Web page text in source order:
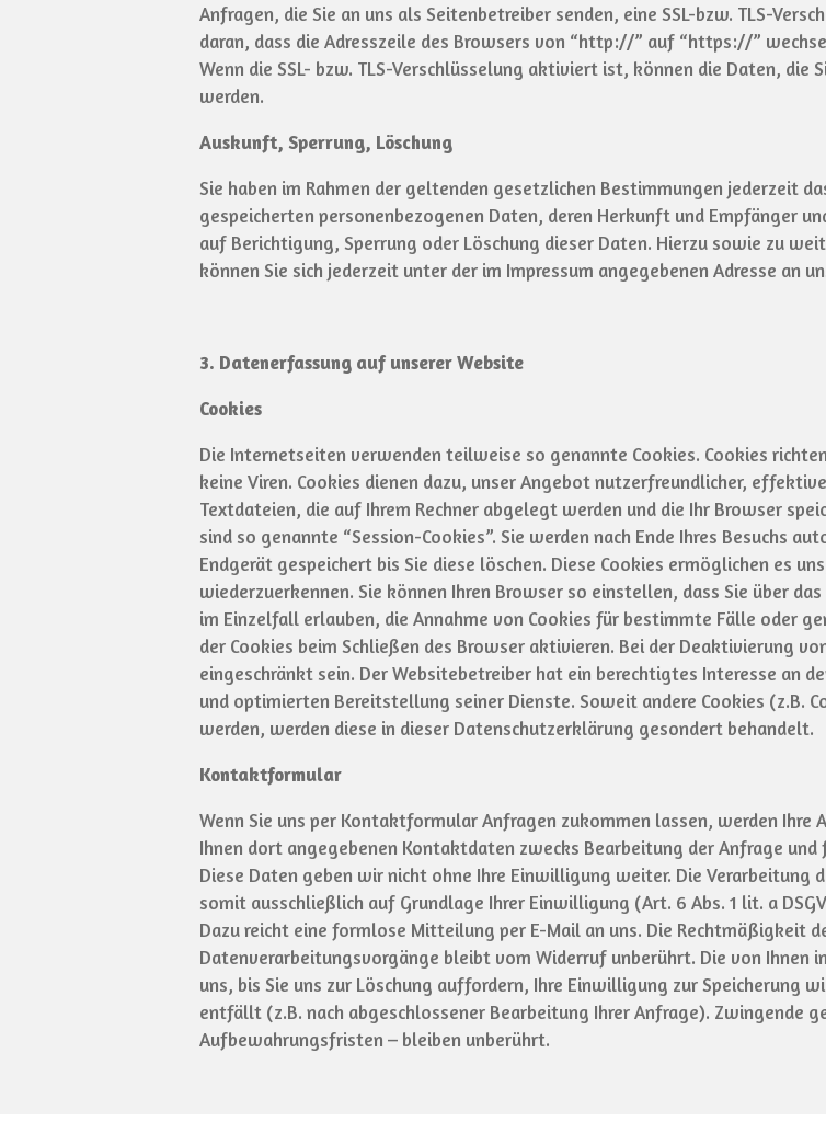
Anfragen, die Sie an uns als Seitenbetreiber senden, eine SSL-bzw. TLS-
daran, dass die Adresszeile des Browsers von “http://” auf “https://”
Wenn die SSL- bzw. TLS-Verschlüsselung aktiviert ist, können die Daten,
werden.
Auskunft, Sperrung, Löschung
Sie haben im Rahmen der geltenden gesetzlichen Bestimmungen jederzeit
gespeicherten personenbezogenen Daten, deren Herkunft und Empfänger
auf Berichtigung, Sperrung oder Löschung dieser Daten. Hierzu sowie zu
können Sie sich jederzeit unter der im Impressum angegebenen Adresse an
3. Datenerfassung auf unserer Website
Cookies
Die Internetseiten verwenden teilweise so genannte Cookies. Cookies
keine Viren. Cookies dienen dazu, unser Angebot nutzerfreundlicher,
Textdateien, die auf Ihrem Rechner abgelegt werden und die Ihr Browser
sind so genannte “Session-Cookies”. Sie werden nach Ende Ihres Besuchs
Endgerät gespeichert bis Sie diese löschen. Diese Cookies ermöglichen es
wiederzuerkennen. Sie können Ihren Browser so einstellen, dass Sie über
im Einzelfall erlauben, die Annahme von Cookies für bestimmte Fälle oder
der Cookies beim Schließen des Browser aktivieren. Bei der Deaktivierung
eingeschränkt sein. Der Websitebetreiber hat ein berechtigtes Interesse an
und optimierten Bereitstellung seiner Dienste. Soweit andere Cookies (z.B.
werden, werden diese in dieser Datenschutzerklärung gesondert behandelt.
Kontaktformular
Wenn Sie uns per Kontaktformular Anfragen zukommen lassen, werden
Ihnen dort angegebenen Kontaktdaten zwecks Bearbeitung der Anfrage
Diese Daten geben wir nicht ohne Ihre Einwilligung weiter. Die
somit ausschließlich auf Grundlage Ihrer Einwilligung (Art. 6 Abs. 1 lit. a
Dazu reicht eine formlose Mitteilung per E-Mail an uns. Die Rechtmäßigkeit
Datenverarbeitungsvorgänge bleibt vom Widerruf unberührt. Die von Ihnen
uns, bis Sie uns zur Löschung auffordern, Ihre Einwilligung zur Speicherung
entfällt (z.B. nach abgeschlossener Bearbeitung Ihrer Anfrage). Zwingende
Aufbewahrungsfristen – bleiben unberührt.